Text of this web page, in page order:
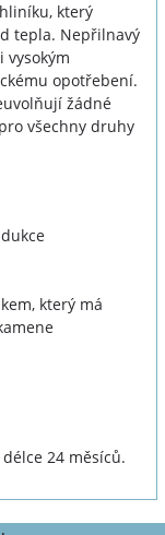
který
tepla. Nepřilnavý
vysokým
opotřebení.
žádné
všechny druhy
který má
24 měsíců.